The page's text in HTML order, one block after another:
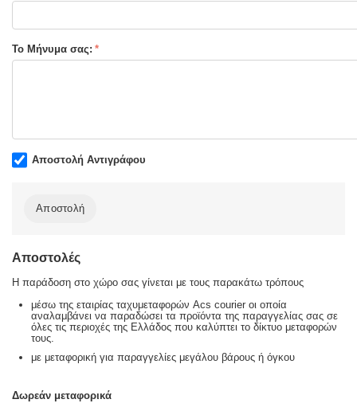
Το Μήνυμα σας:
Αποστολή Αντιγράφου
Αποστολή
Αποστολές
Η παράδοση στο χώρο σας γίνεται με τους παρακάτω τρόπους
μέσω της εταιρίας ταχυμεταφορών Acs courier οι οποία
αναλαμβάνει να παραδώσει τα προϊόντα της παραγγελίας σας σε
όλες τις περιοχές της Ελλάδος που καλύπτει το δίκτυο μεταφορών
τους.
με μεταφορική για παραγγελίες μεγάλου βάρους ή όγκου
Δωρεάν μεταφορικά